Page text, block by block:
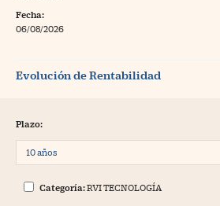
Fecha:
06/08/2026
Evolución de Rentabilidad
Plazo:
Categoría:RVI TECNOLOGÍA